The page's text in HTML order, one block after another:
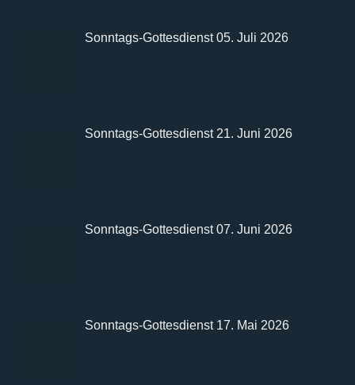
Sonntags-Gottesdienst 05. Juli 2026
Sonntags-Gottesdienst 21. Juni 2026
Sonntags-Gottesdienst 07. Juni 2026
Sonntags-Gottesdienst 17. Mai 2026